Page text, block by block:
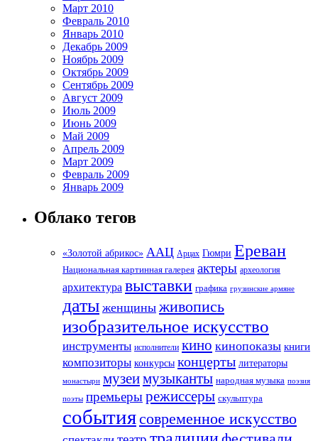
Март 2010
Февраль 2010
Январь 2010
Декабрь 2009
Ноябрь 2009
Октябрь 2009
Сентябрь 2009
Август 2009
Июль 2009
Июнь 2009
Май 2009
Апрель 2009
Март 2009
Февраль 2009
Январь 2009
Облако тегов
«Золотой абрикос» ААЦ Арцах Гюмри Ереван
Национальная картинная галерея актеры археология
архитектура выставки графика грузинские армяне
даты женщины живопись
изобразительное искусство
инструменты исполнители кино кинопоказы книги
композиторы конкурсы концерты литераторы
монастыри музеимузыканты народная музыка поэзия
поэты премьерырежиссеры скульптура
событиясовременное искусство